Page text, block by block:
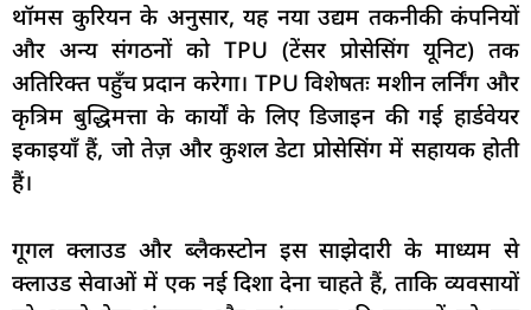
थॉमस कुरियन के अनुसार, यह नया उद्यम तकनीकी कंपनियों
और अन्य संगठनों को TPU (टेंसर प्रोसेसिंग यूनिट) तक
अतिरिक्त पहुँच प्रदान करेगा। TPU विशेषतः मशीन लर्निंग और
कृत्रिम बुद्धिमत्ता के कार्यों के लिए डिजाइन की गई हार्डवेयर
इकाइयाँ हैं, जो तेज़ और कुशल डेटा प्रोसेसिंग में सहायक होती
हैं।
गूगल क्लाउड और ब्लैकस्टोन इस साझेदारी के माध्यम से
क्लाउड सेवाओं में एक नई दिशा देना चाहते हैं, ताकि व्यवसायों